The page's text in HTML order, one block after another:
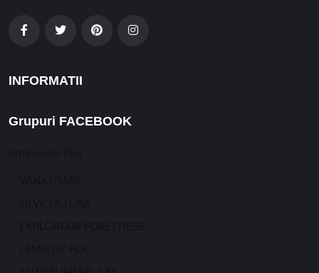
INFORMATII
Grupuri FACEBOOK